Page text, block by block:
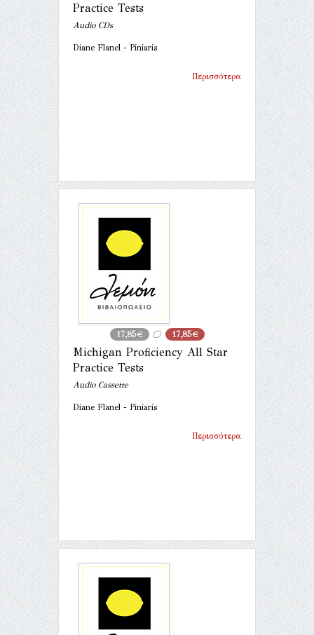
Practice Tests
Audio CDs
Diane Flanel - Piniaris
Περισσότερα
17,85€ 17,85€
Michigan Proficiency All Star
Practice Tests
Audio Cassette
Diane Flanel - Piniaris
Περισσότερα